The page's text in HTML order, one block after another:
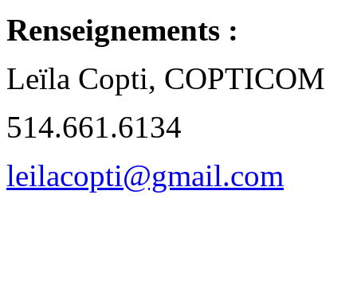
Renseignements :
Leïla Copti, COPTICOM
514.661.6134
leilacopti@gmail.com